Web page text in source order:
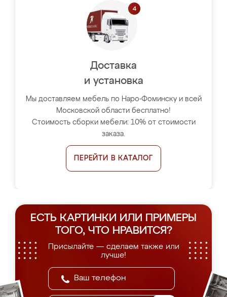
Доставка
и установка
Мы доставляем мебель по Наро-Фоминску и всей
Московской области бесплатно!
Стоимость сборки мебели: 10% от стоимости
заказа.
ПЕРЕЙТИ В КАТАЛОГ
ЕСТЬ КАРТИНКИ ИЛИ ПРИМЕРЫ
ТОГО, ЧТО НРАВИТСЯ?
Присылайте — сделаем также или
лучше!